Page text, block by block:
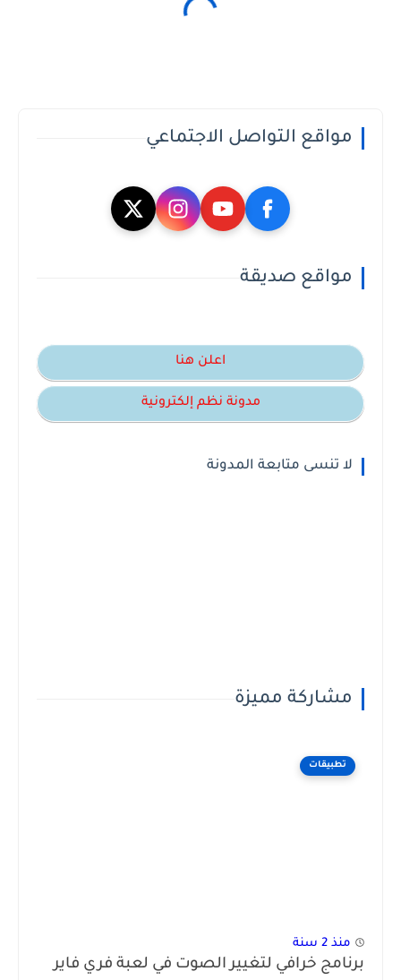
مواقع التواصل الاجتماعي
مواقع صديقة
اعلن هنا
مدونة نظم إلكترونية
لا تنسى متابعة المدونة
مشاركة مميزة
تطبيقات
منذ 2 سنة
برنامج خرافي لتغيير الصوت في لعبة فري فاير